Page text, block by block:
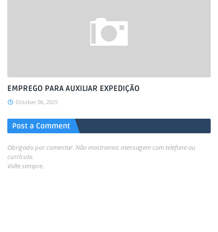
EMPREGO PARA AUXILIAR EXPEDIÇÃO
October 06, 2025
Post a Comment
Obrigado por comentar. Não mostramos mensagem com telefone ou
currículo.
Volte sempre.